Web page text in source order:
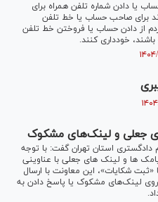
یا دادن شماره تلفن همراه برای
برای صاحب حساب یا خط تلفن
از دادن حساب یا فروختن خط تلفن
خودداری کنند.
جعلی و لینک‌های مشکوک
استان تهران گفت: با توجه
ها و لینک های جعلی با عناوینی
«ثبت شکایات»، این معاونت با ارسال
روی لینک‌های مشکوک یا پاسخ دادن به